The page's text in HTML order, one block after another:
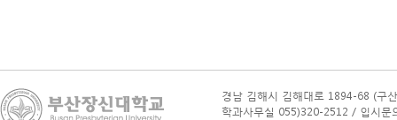
경남 김해시 김해대로 1894-68 (구
학과사무실 055)320-2512 / 입시